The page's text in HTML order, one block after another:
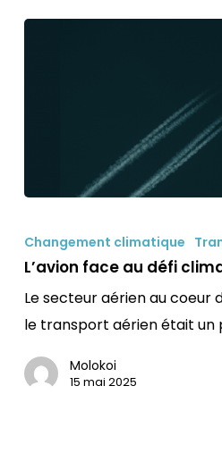
face
au
défi
climatique
Changement climatique
L’avion face au défi
Le secteur aérien au coeur
le transport aérien était un
Molokoi
15 mai 2025